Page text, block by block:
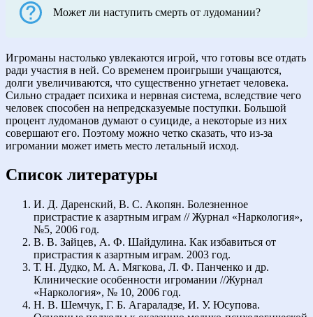
Может ли наступить смерть от лудомании?
Игроманы настолько увлекаются игрой, что готовы все отдать
ради участия в ней. Со временем проигрыши учащаются,
долги увеличиваются, что существенно угнетает человека.
Сильно страдает психика и нервная система, вследствие чего
человек способен на непредсказуемые поступки. Большой
процент лудоманов думают о суициде, а некоторые из них
совершают его. Поэтому можно четко сказать, что из-за
игромании может иметь место летальный исход.
Список литературы
И. Д. Даренский, В. С. Акопян. Болезненное
пристрастие к азартным играм // Журнал «Наркология»,
№5, 2006 год.
В. В. Зайцев, А. Ф. Шайдулина. Как избавиться от
пристрастия к азартным играм. 2003 год.
Т. Н. Дудко, М. А. Мягкова, Л. Ф. Панченко и др.
Клинические особенности игромании //Журнал
«Наркология», № 10, 2006 год.
Н. В. Шемчук, Г. Б. Агараладзе, И. У. Юсупова.